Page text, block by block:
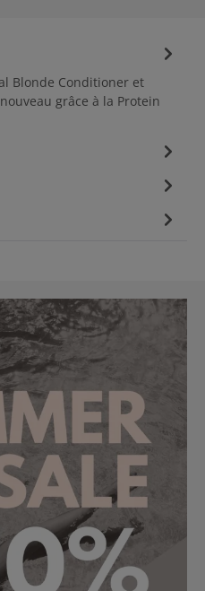
Blonde Conditioner et
grâce à la Protein